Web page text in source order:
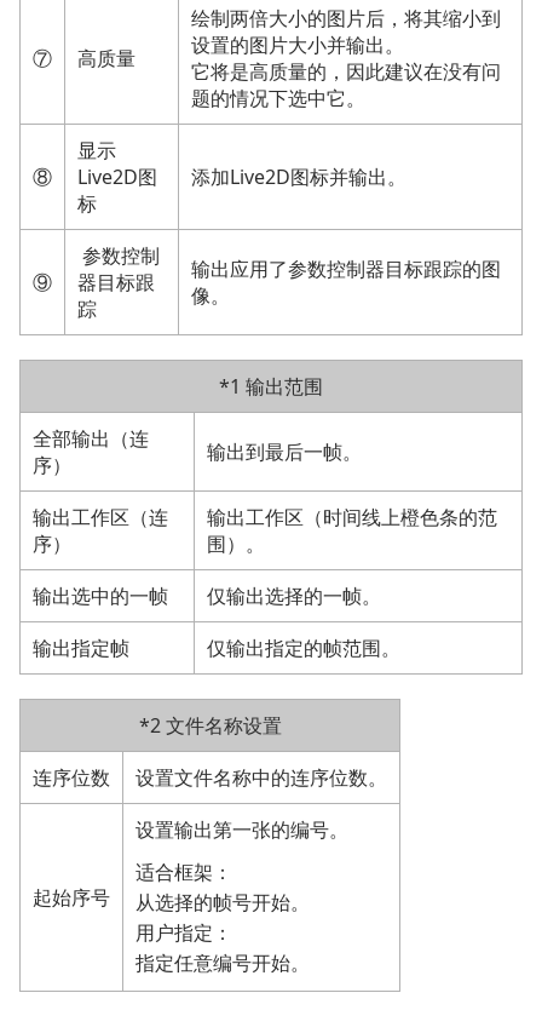
⑦ 高质量
绘制两倍大小的图片后，将其缩小到
设置的图片大小并输出。
它将是高质量的，因此建议在没有问
题的情况下选中它。
⑧
显示
Live2D图
标
添加Live2D图标并输出。
⑨
参数控制
器目标跟
踪
输出应用了参数控制器目标跟踪的图
像。
*1 输出范围
全部输出（连
序）
输出到最后一帧。
输出工作区（连
序）
输出工作区（时间线上橙色条的范
围）。
输出选中的一帧
仅输出选择的一帧。
输出指定帧
仅输出指定的帧范围。
*2 文件名称设置
连序位数
设置文件名称中的连序位数。
起始序号
设置输出第一张的编号。
适合框架：
从选择的帧号开始。
用户指定：
指定任意编号开始。